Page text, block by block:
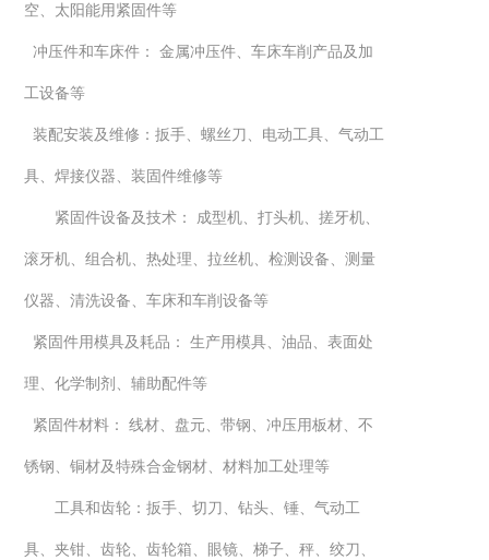
空、太阳能用紧固件等
冲压件和车床件： 金属冲压件、车床车削产品及加
工设备等
装配安装及维修：扳手、螺丝刀、电动工具、气动工
具、焊接仪器、装固件维修等
紧固件设备及技术： 成型机、打头机、搓牙机、
滚牙机、组合机、热处理、拉丝机、检测设备、测量
仪器、清洗设备、车床和车削设备等
紧固件用模具及耗品： 生产用模具、油品、表面处
理、化学制剂、辅助配件等
紧固件材料： 线材、盘元、带钢、冲压用板材、不
锈钢、铜材及特殊合金钢材、材料加工处理等
工具和齿轮：扳手、切刀、钻头、锤、气动工
具、夹钳、齿轮、齿轮箱、眼镜、梯子、秤、绞刀、